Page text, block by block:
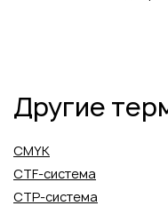
Другие
CMYK
CTF-система
CTP-система